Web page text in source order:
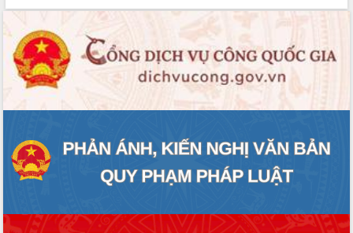
tiến đầu tư tỉnh
Ngành cá ngừ Đắk Lắk chủ động thích
ứng để giữ vững thị trường xuất khẩu
Diễn đàn Kinh tế tư nhân Việt Nam đột
phá cơ chế - Hợp tác công tư
cải cách hành chính tỉnh Đắk Lắk
Kết nối tour, đẩy mạnh chuyển đổi số
để phát triển du lịch Đắk Lắk
tầng kỹ thuật Cụm công nghiệp Tân